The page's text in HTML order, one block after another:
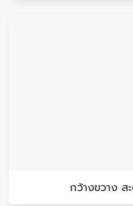
กว้างขวาง